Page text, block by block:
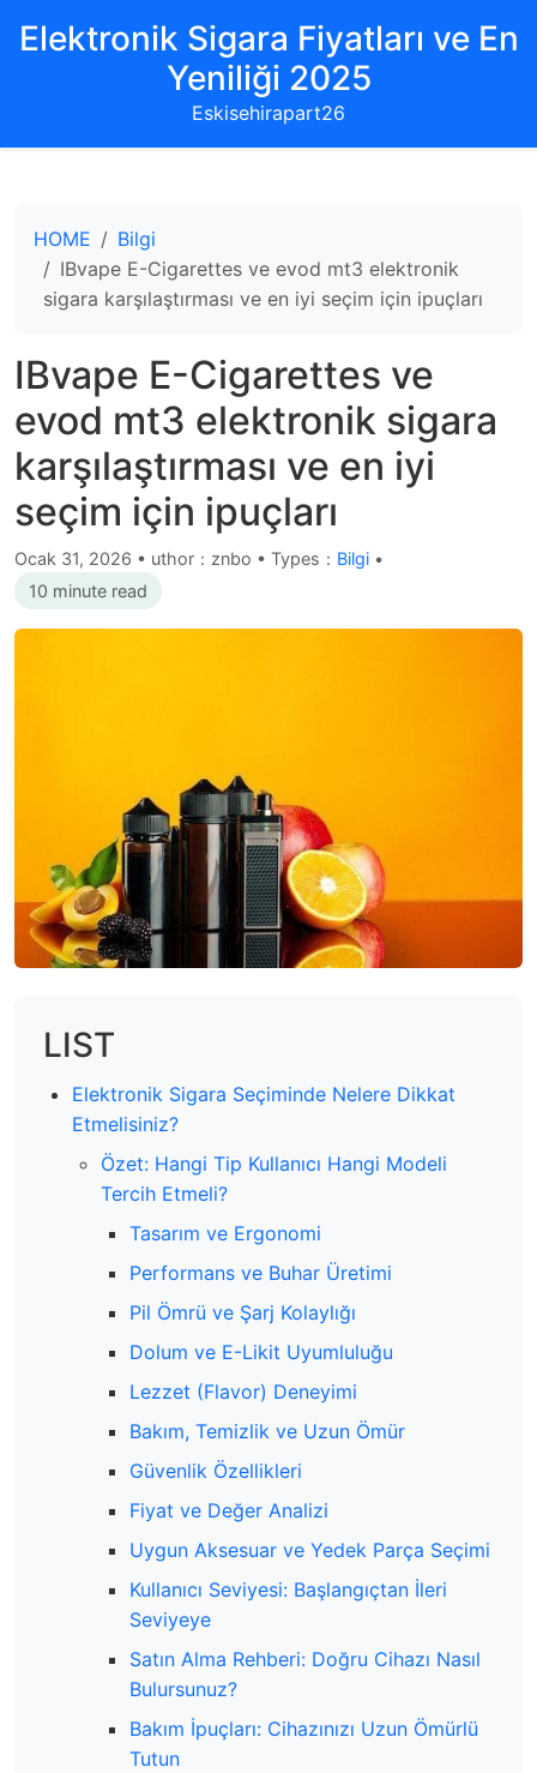
Elektronik Sigara Fiyatları ve En
Yeniliği 2025
Eskisehirapart26
HOME
Bilgi
IBvape E-Cigarettes ve evod mt3 elektronik
sigara karşılaştırması ve en iyi seçim için ipuçları
IBvape E-Cigarettes ve
evod mt3 elektronik sigara
karşılaştırması ve en iyi
seçim için ipuçları
Ocak 31, 2026 • uthor：znbo • Types： Bilgi •
10 minute read
LIST
Elektronik Sigara Seçiminde Nelere Dikkat
Etmelisiniz?
Özet: Hangi Tip Kullanıcı Hangi Modeli
Tercih Etmeli?
Tasarım ve Ergonomi
Performans ve Buhar Üretimi
Pil Ömrü ve Şarj Kolaylığı
Dolum ve E-Likit Uyumluluğu
Lezzet (Flavor) Deneyimi
Bakım, Temizlik ve Uzun Ömür
Güvenlik Özellikleri
Fiyat ve Değer Analizi
Uygun Aksesuar ve Yedek Parça Seçimi
Kullanıcı Seviyesi: Başlangıçtan İleri
Seviyeye
Satın Alma Rehberi: Doğru Cihazı Nasıl
Bulursunuz?
Bakım İpuçları: Cihazınızı Uzun Ömürlü
Tutun